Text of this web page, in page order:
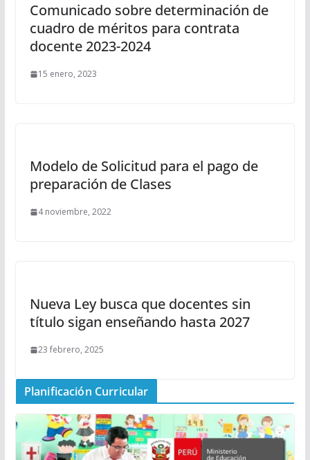
Comunicado sobre determinación de
cuadro de méritos para contrata
docente 2023-2024
15 enero, 2023
Modelo de Solicitud para el pago de
preparación de Clases
4 noviembre, 2022
Nueva Ley busca que docentes sin
título sigan enseñando hasta 2027
23 febrero, 2025
Planificación Curricular